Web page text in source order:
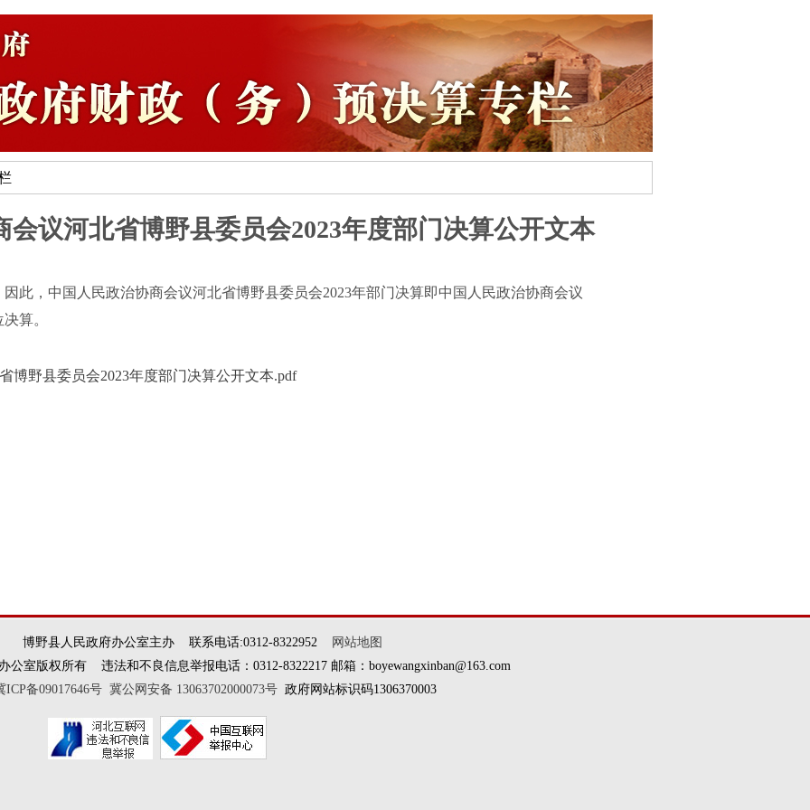
会议河北省博野县委员会2023年度部门决算公开文本
此，中国人民政治协商会议河北省博野县委员会2023年部门决算即中国人民政治协商会议
算。
博野县委员会2023年度部门决算公开文本.pdf
博野县人民政府办公室主办 联系电话:0312-8322952
网站地图
室版权所有 违法和不良信息举报电话：0312-8322217 邮箱：boyewangxinban@163.com
ICP备09017646号 冀公网安备 13063702000073号 政府网站标识码1306370003